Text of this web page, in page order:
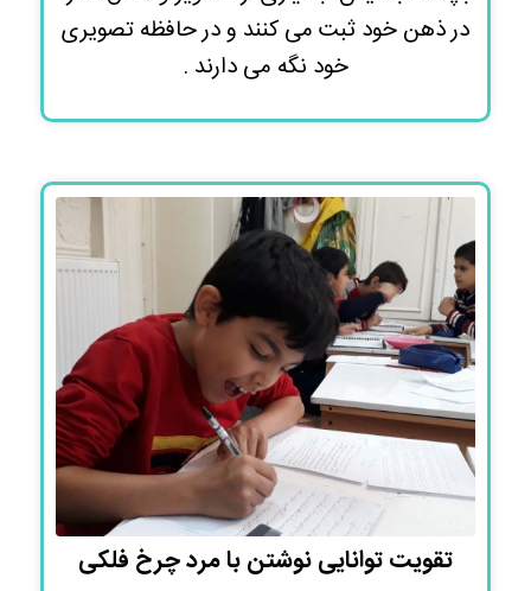
در ذهن خود ثبت مى كنند و در حافظه تصويرى
خود نگه مى دارند .
تقویت توانایی نوشتن با مرد چرخ فلکی